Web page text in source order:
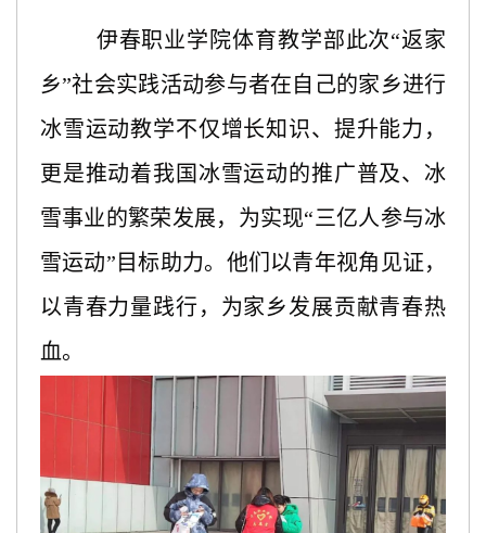
伊春职业学院体育教学部此次“返家
乡”社会实践活动参与者在自己的家乡进行
冰雪运动教学不仅增长知识、提升能力，
更是推动着我国冰雪运动的推广普及、冰
雪事业的繁荣发展，为实现“三亿人参与冰
雪运动”目标助力。他们以青年视角见证，
以青春力量践行，为家乡发展贡献青春热
血。